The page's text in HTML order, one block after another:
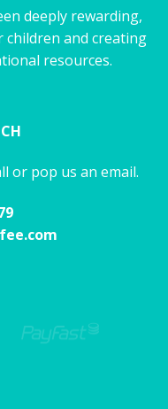
deeply rewarding,
children and creating
resources.
or pop us an email.